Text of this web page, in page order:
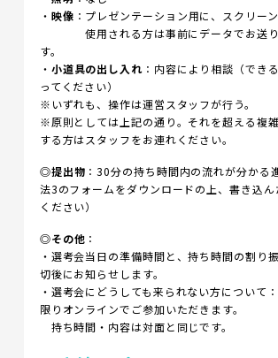
・ 映像 ：プレゼンテーション用に、スクリー
使用される方は事前にデータでお送り
す。
・ 小道具の出し入れ：内容により相談（でき
ってください）
※いずれも、操作は運営スタッフが行う。
※原則としては上記の通り。それを超える複
する方はスタッフをお連れください。
◎提出物 ：30分の持ち時間内の流れが分かる
法3のフォームをダウンロードの上、書き込ん
ください）
◎その他 ：
・選考会当日の準備時間と、持ち時間の割り
切後にお知らせします。
・選考会にどうしても来られない方について
限りオンラインでご参加いただきます。
持ち時間・内容は対面と同じです。